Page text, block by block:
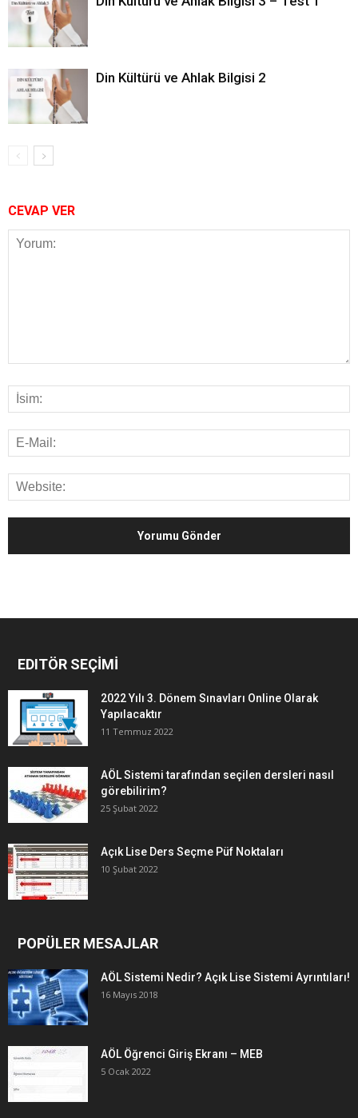
Din Kültürü ve Ahlak Bilgisi 2
CEVAP VER
EDITÖR SEÇİMİ
2022 Yılı 3. Dönem Sınavları Online Olarak
Yapılacaktır
11 Temmuz 2022
AÖL Sistemi tarafından seçilen dersleri nasıl
görebilirim?
25 Şubat 2022
Açık Lise Ders Seçme Püf Noktaları
10 Şubat 2022
POPÜLER MESAJLAR
AÖL Sistemi Nedir? Açık Lise Sistemi Ayrıntıları!
16 Mayıs 2018
AÖL Öğrenci Giriş Ekranı – MEB
5 Ocak 2022